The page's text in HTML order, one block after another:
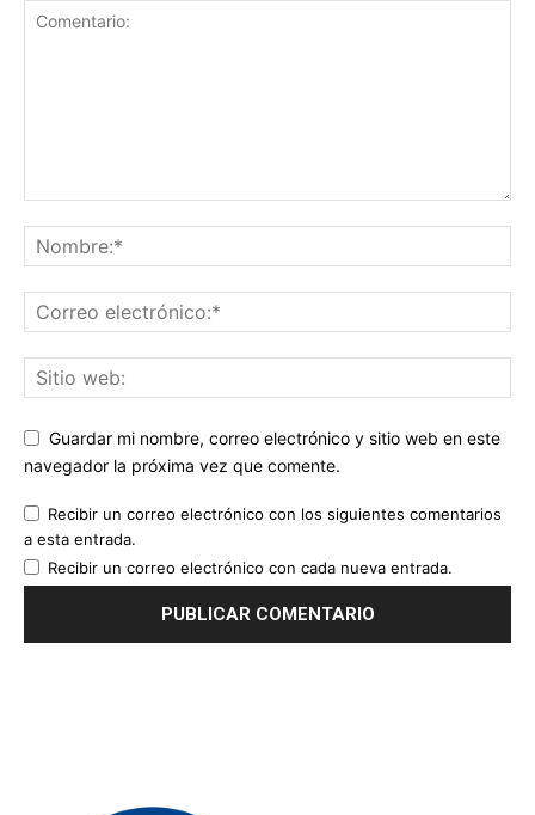
Guardar mi nombre, correo electrónico y sitio web en este
navegador la próxima vez que comente.
Recibir un correo electrónico con los siguientes comentarios
a esta entrada.
Recibir un correo electrónico con cada nueva entrada.